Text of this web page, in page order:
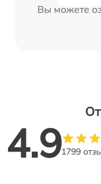
Вы можете
4.91799